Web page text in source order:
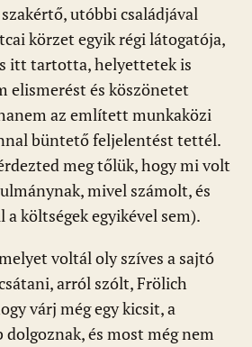
utóbbi családjával
körzet egyik régi látogatója,
itt tartotta, helyettetek is
elismerést és köszönetet
az említett munkaközi
büntető feljelentést tettél.
meg tőlük, hogy mi volt
mivel számolt, és
költségek egyikével sem).
voltál oly szíves a sajtó
arról szólt, Frölich
várj még egy kicsit, a
és most még nem